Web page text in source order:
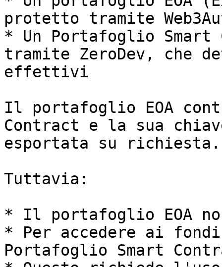
protetto tramite
* Un Portafoglio
tramite ZeroDev, che
effettivi
Il portafoglio EOA
Contract e la sua
esportata su richiesta.
Tuttavia:
* Il portafoglio EOA
* Per accedere ai
Portafoglio Smart